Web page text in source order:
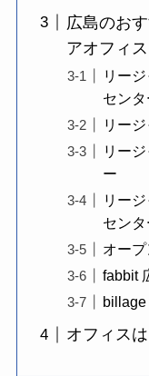
広島のお
アオフィス
リー
センタ
リー
リー
ー
リー
センタ
オー
fabbit
billage
オフィス